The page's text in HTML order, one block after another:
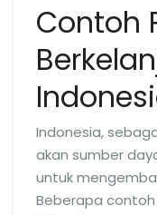
Contoh
Indonesia,
akan sumber
untuk
Beberapa